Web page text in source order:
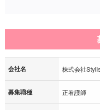
会社名 株式会社
募集職種 正看護師